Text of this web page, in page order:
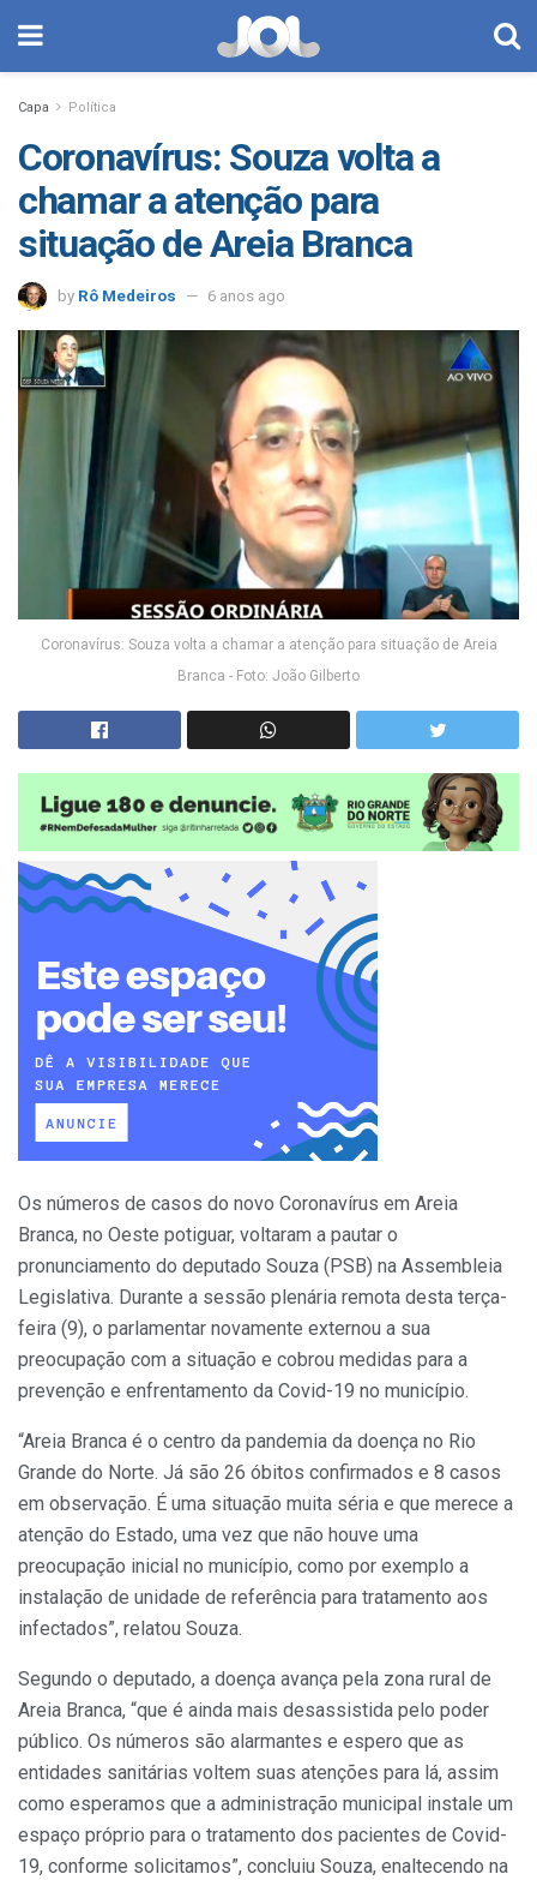
Capa Política
Coronavírus: Souza volta a
chamar a atenção para
situação de Areia Branca
by Rô Medeiros 6 anos ago
Coronavírus: Souza volta a chamar a atenção para situação de Areia
Branca - Foto: João Gilberto
Os números de casos do novo Coronavírus em Areia
Branca, no Oeste potiguar, voltaram a pautar o
pronunciamento do deputado Souza (PSB) na Assembleia
Legislativa. Durante a sessão plenária remota desta terça-
feira (9), o parlamentar novamente externou a sua
preocupação com a situação e cobrou medidas para a
prevenção e enfrentamento da Covid-19 no município.
“Areia Branca é o centro da pandemia da doença no Rio
Grande do Norte. Já são 26 óbitos confirmados e 8 casos
em observação. É uma situação muita séria e que merece a
atenção do Estado, uma vez que não houve uma
preocupação inicial no município, como por exemplo a
instalação de unidade de referência para tratamento aos
infectados”, relatou Souza.
Segundo o deputado, a doença avança pela zona rural de
Areia Branca, “que é ainda mais desassistida pelo poder
público. Os números são alarmantes e espero que as
entidades sanitárias voltem suas atenções para lá, assim
como esperamos que a administração municipal instale um
espaço próprio para o tratamento dos pacientes de Covid-
19, conforme solicitamos”, concluiu Souza, enaltecendo na